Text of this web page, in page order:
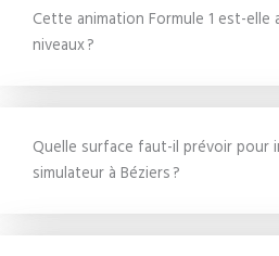
Cette animation Formule 1 est-elle
niveaux ?
Quelle surface faut-il prévoir pour
simulateur à Béziers ?